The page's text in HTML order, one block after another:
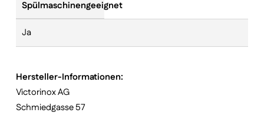
Spülmaschinengeeignet
Ja
Hersteller-Informationen:
Victorinox AG
Schmiedgasse 57